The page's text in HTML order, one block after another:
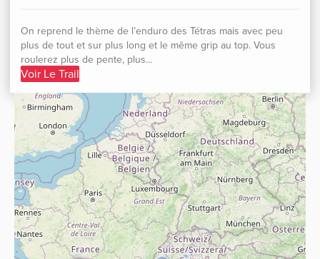
On reprend le thème de l’enduro des Tétras mais avec peu
plus de tout et sur plus long et le même grip au top. Vous
roulerez plus de pente, plus...
Voir Le Trail